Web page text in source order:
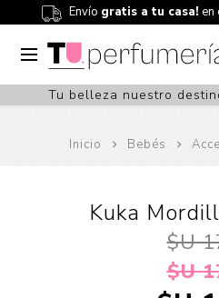
Envío gratis a tu casa! en
Tu belleza nuestro
Inicio Bebés
Kuka
$U
$U